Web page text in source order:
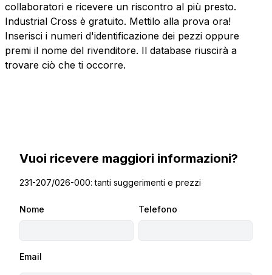
collaboratori e ricevere un riscontro al più presto.
Industrial Cross è gratuito. Mettilo alla prova ora!
Inserisci i numeri d'identificazione dei pezzi oppure
premi il nome del rivenditore. Il database riuscirà a
trovare ciò che ti occorre.
Vuoi ricevere maggiori informazioni?
231-207/026-000: tanti suggerimenti e prezzi
Nome Telefono
Email